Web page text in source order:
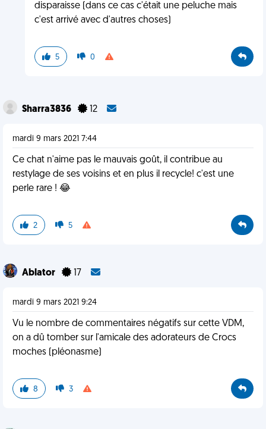
disparaisse (dans ce cas c'était une peluche mais
c'est arrivé avec d'autres choses)
5 0
Sharra3836 12
mardi 9 mars 2021 7:44
Ce chat n'aime pas le mauvais goût, il contribue au
restylage de ses voisins et en plus il recycle! c'est une
perle rare ! 😂
2 5
Ablator 17
mardi 9 mars 2021 9:24
Vu le nombre de commentaires négatifs sur cette VDM,
on a dû tomber sur l'amicale des adorateurs de Crocs
moches (pléonasme)
8 3